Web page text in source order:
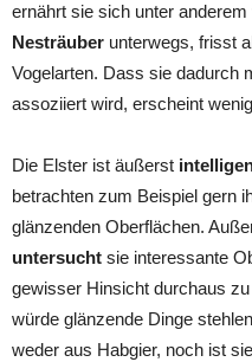
ernährt sie sich unter anderem
Nesträuber unterwegs, frisst
Vogelarten. Dass sie dadurch
assoziiert wird, erscheint
Die Elster ist äußerst
betrachten zum Beispiel gern
glänzenden Oberflächen.
untersucht sie interessante
gewisser Hinsicht durchaus
würde glänzende Dinge
weder aus Habgier, noch ist